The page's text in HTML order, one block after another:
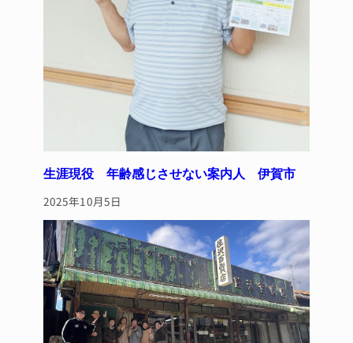
生涯現役 年齢感じさせない案内人 伊賀市
2025年10月5日